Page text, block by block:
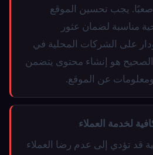
صعبًا. يجب تحسين الموقع
مناسبة لضمان عثور
على الشركات المحلية في
هو إنشاء محتوى يتضمن
عن الموقع.
لخدمة العملاء
قد تؤدي إلى عدم رضا العملاء